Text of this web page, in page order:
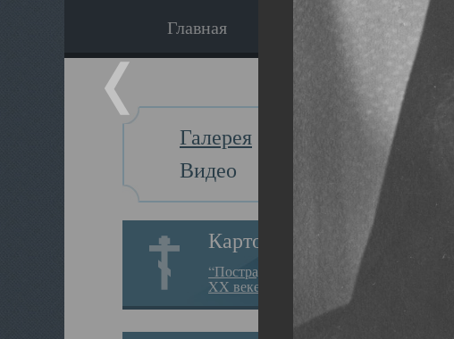
Главная Экскурсия
Галерея
Видео
Картотека
“Пострадавшие за веру в
XX веке на Севере”
Один